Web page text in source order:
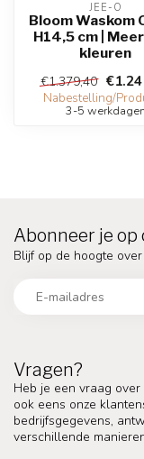
JEE-O
Bloom Waskom
H14,5 cm |
kleuren
€1.379,40
Nabestelling/
3-5 werkdagen
Vragen?
Heb je een vraag
ook eens onze
bedrijfsgegevens,
verschillende
Abonneer je
Blijf op de hoogte